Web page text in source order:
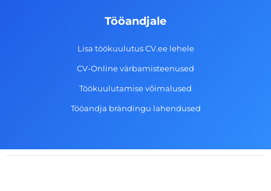
Tööandjale
Lisa töökuulutus CV.ee lehele
CV-Online värbamisteenused
Töökuulutamise võimalused
Tööandja brändingu lahendused